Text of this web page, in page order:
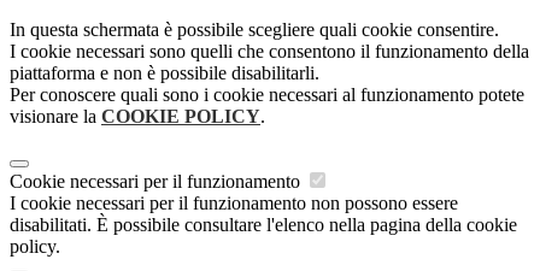
In questa schermata è possibile scegliere quali cookie consentire.
I cookie necessari sono quelli che consentono il funzionamento della
piattaforma e non è possibile disabilitarli.
Per conoscere quali sono i cookie necessari al funzionamento potete
visionare la COOKIE POLICY.
Cookie necessari per il funzionamento
I cookie necessari per il funzionamento non possono essere
disabilitati. È possibile consultare l'elenco nella pagina della cookie
policy.